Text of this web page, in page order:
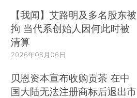
【我闻】艾路明及多名股东被
拘 当代系创始人因何此时被
清算
2026年08月06日
贝恩资本宣布收购贡茶 在中
国大陆无法注册商标后退出市